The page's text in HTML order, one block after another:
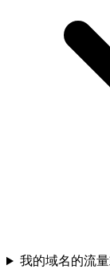
我的域名的流